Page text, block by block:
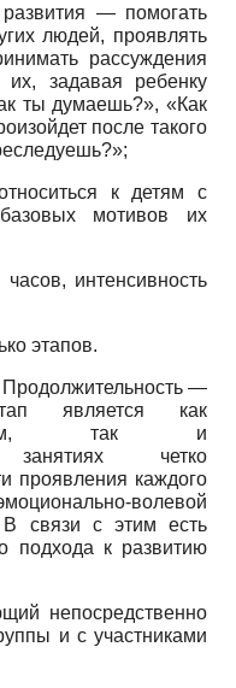
— помогать
людей, проявлять
рассуждения
их, задавая ребенку
ты думаешь?», «Как
после такого
к детям с
мотивов их
интенсивность
этапов.
—
является как
так и
четко
проявления каждого
волевой
В связи с этим есть
подхода к развитию
непосредственно
и с участниками